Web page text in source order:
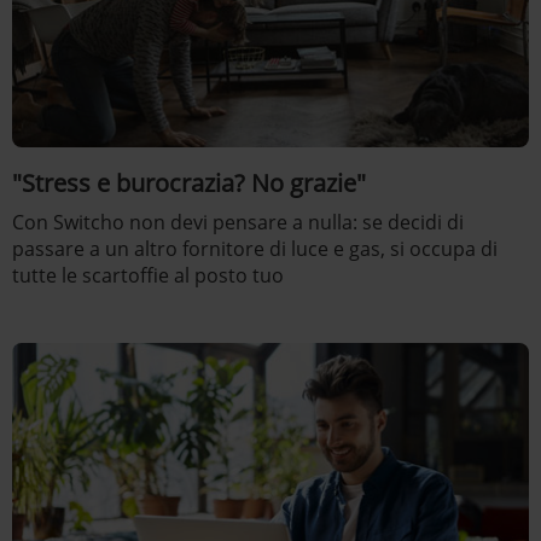
"Stress e burocrazia? No grazie"
Con Switcho non devi pensare a nulla: se decidi di
passare a un altro fornitore di luce e gas, si occupa di
tutte le scartoffie al posto tuo